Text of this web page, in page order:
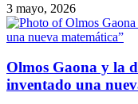
3 mayo, 2026
Olmos Gaona y la
inventado una